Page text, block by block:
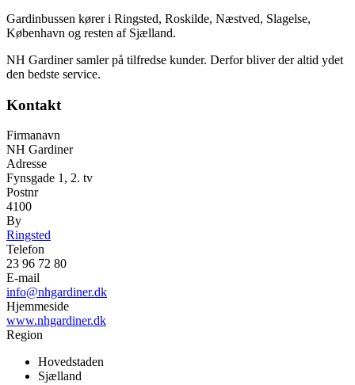
Gardinbussen kører i Ringsted, Roskilde, Næstved, Slagelse,
København og resten af Sjælland.
NH Gardiner samler på tilfredse kunder. Derfor bliver der altid ydet
den bedste service.
Kontakt
Firmanavn
NH Gardiner
Adresse
Fynsgade 1, 2. tv
Postnr
4100
By
Ringsted
Telefon
23 96 72 80
E-mail
info@nhgardiner.dk
Hjemmeside
www.nhgardiner.dk
Region
Hovedstaden
Sjælland